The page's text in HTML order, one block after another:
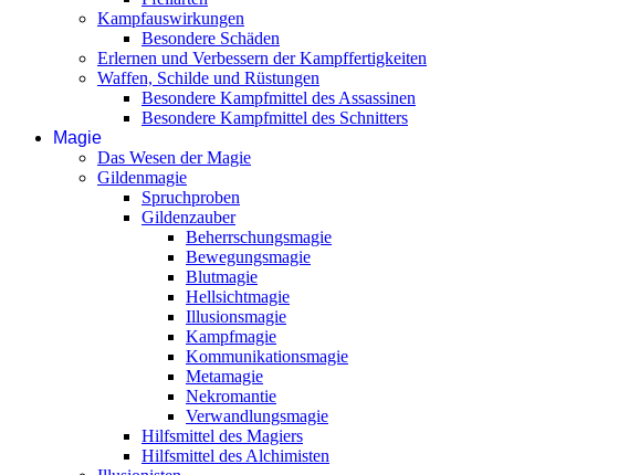
Kampfauswirkungen
Besondere Schäden
Erlernen und Verbessern der Kampffertigkeiten
Waffen, Schilde und Rüstungen
Besondere Kampfmittel des Assassinen
Besondere Kampfmittel des Schnitters
Magie
Das Wesen der Magie
Gildenmagie
Spruchproben
Gildenzauber
Beherrschungsmagie
Bewegungsmagie
Blutmagie
Hellsichtmagie
Illusionsmagie
Kampfmagie
Kommunikationsmagie
Metamagie
Nekromantie
Verwandlungsmagie
Hilfsmittel des Magiers
Hilfsmittel des Alchimisten